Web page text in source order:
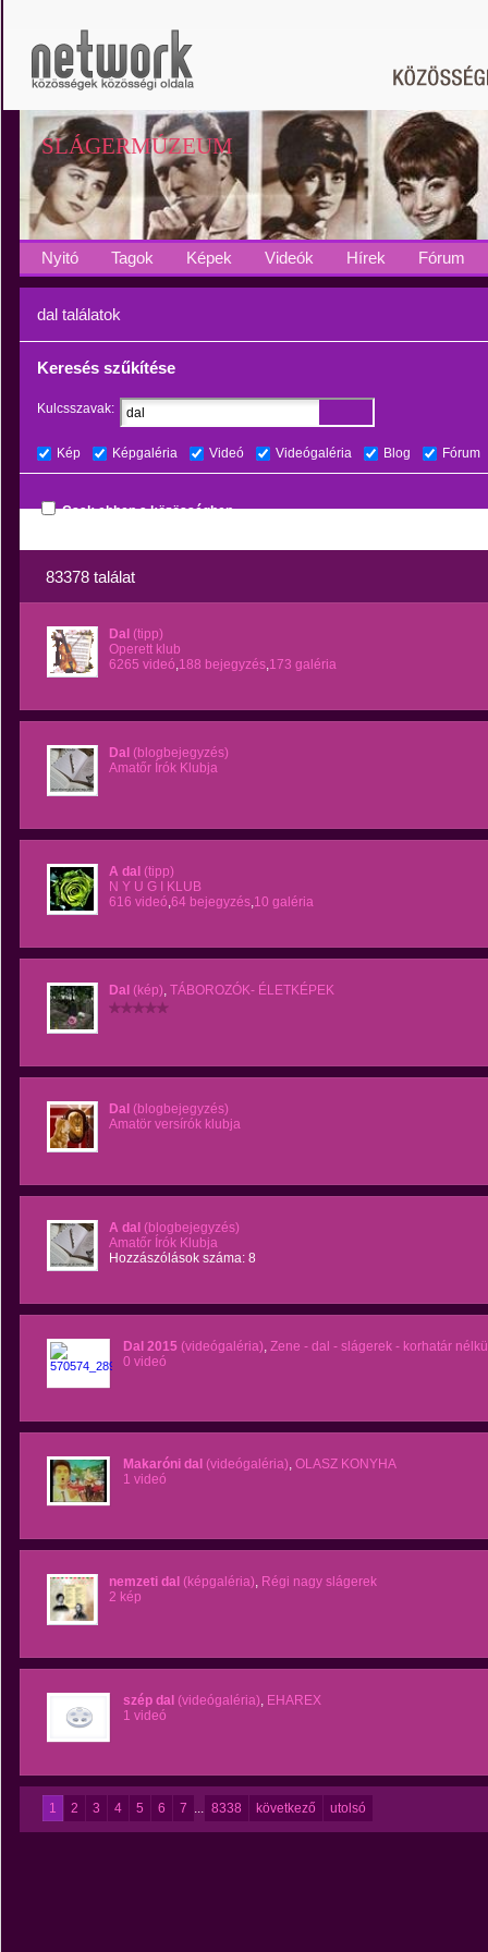
SLÁGERMÚZEUM
Nyitó Tagok Képek Videók Hírek Fórum
dal találatok
Keresés szűkítése
Kulcsszavak:
Kép Képgaléria Videó Videógaléria Blog Fórum
Csak ebben a közösségben
83378 találat
Dal (tipp)
Operett klub
6265 videó,188 bejegyzés,173 galéria
Dal (blogbejegyzés)
Amatőr Írók Klubja
A dal (tipp)
N Y U G I KLUB
616 videó,64 bejegyzés,10 galéria
Dal (kép), TÁBOROZÓK- ÉLETKÉPEK
Dal (blogbejegyzés)
Amatör versírók klubja
A dal (blogbejegyzés)
Amatőr Írók Klubja
Hozzászólások száma: 8
Dal 2015 (videógaléria), Zene - dal - slágerek - korhatár
0 videó
Makaróni dal (videógaléria), OLASZ KONYHA
1 videó
nemzeti dal (képgaléria), Régi nagy slágerek
2 kép
szép dal (videógaléria), EHAREX
1 videó
1 2 3 4 5 6 7 ... 8338 következő utolsó